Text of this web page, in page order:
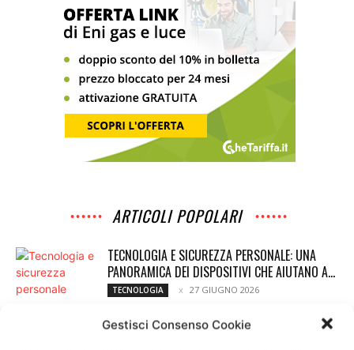
Gestisci Consenso Cookie
ARTICOLI POPOLARI
TECNOLOGIA E SICUREZZA PERSONALE: UNA
PANORAMICA DEI DISPOSITIVI CHE AIUTANO A...
TECNOLOGIA 27 GIUGNO 2026
GAMBLA AI: VECTOR MANAGEMENT INTRODUCE